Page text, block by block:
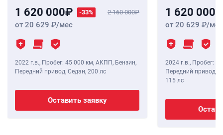
1 620 000 -33% 2 160 000
от 20 629 /мес
2022 г.в., Пробег: 45 000 км, АКПП, Бензин,
Передний привод, Седан, 200 лс
Оставить заявку
1 620 000
от 20 629 /мес
2024 г.в., Пробег:
Передний привод,
115 лс